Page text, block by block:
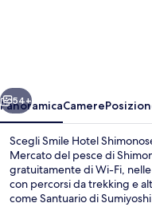
Avanti
54+
PanoramicaCamere
Scegli Smile Hotel
Mercato del pesce di
gratuitamente di Wi-Fi,
con percorsi da trekking e
come Santuario di